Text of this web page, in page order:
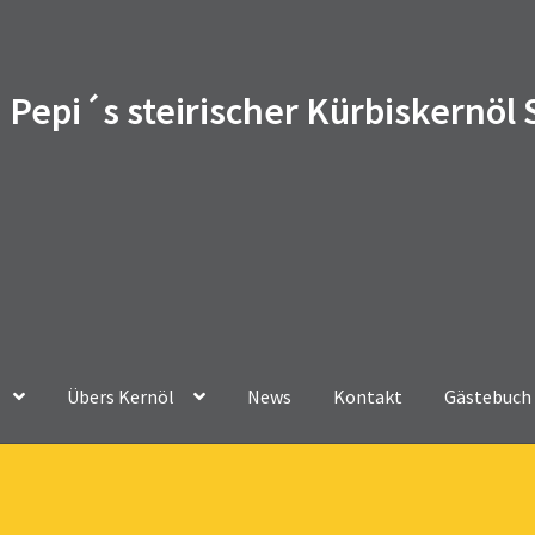
Pepi´s steirischer Kürbiskernöl
Übers Kernöl News Kontakt Gästebuch